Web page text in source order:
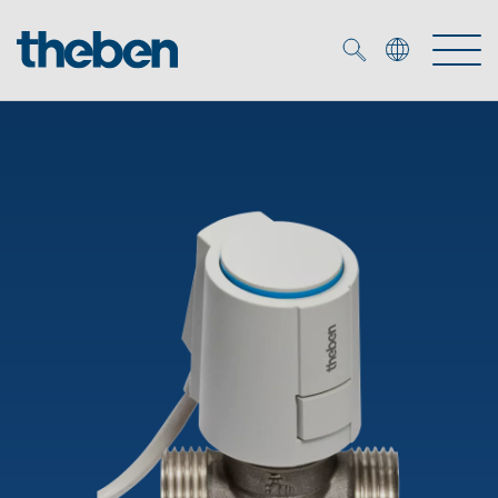
Smart Home
Rilevatori di presenza/movimento
Fari a LED
Soluzioni OEM
Referenze
Controllo dell'illuminazione DALI-2
Emettitore LED (inglese)
Mediateca